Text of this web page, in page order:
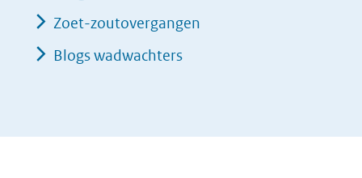
Zoet-zoutovergangen
Blogs wadwachters